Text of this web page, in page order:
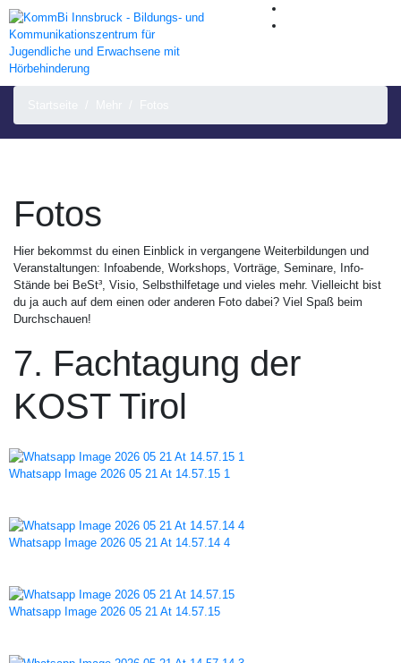
Fotos
Hier bekommst du einen Einblick in vergangene Weiterbildungen und
Veranstaltungen: Infoabende, Workshops, Vorträge, Seminare, Info-
Stände bei BeSt³, Visio, Selbsthilfetage und vieles mehr. Vielleicht bist
du ja auch auf dem einen oder anderen Foto dabei? Viel Spaß beim
Durchschauen!
7. Fachtagung der
KOST Tirol
Whatsapp Image 2026 05 21 At 14.57.15 1
Whatsapp Image 2026 05 21 At 14.57.14 4
Whatsapp Image 2026 05 21 At 14.57.15